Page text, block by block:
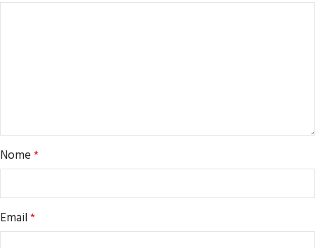
Nome*
Email*